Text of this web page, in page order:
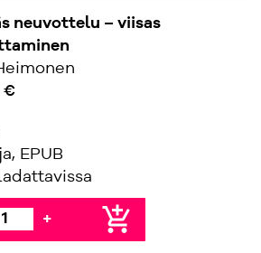
neuvottelu – viisas
€
EPUB
+ add_shopping_cart